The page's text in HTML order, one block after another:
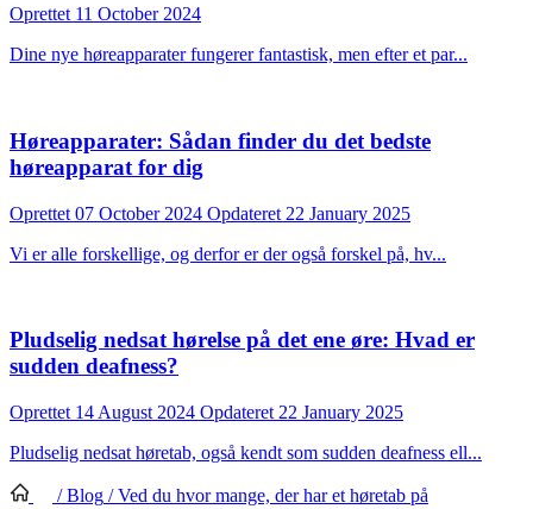
Oprettet 11 October 2024
Dine nye høreapparater fungerer fantastisk, men efter et par...
Høreapparater: Sådan finder du det bedste
høreapparat for dig
Oprettet 07 October 2024 Opdateret 22 January 2025
Vi er alle forskellige, og derfor er der også forskel på, hv...
Pludselig nedsat hørelse på det ene øre: Hvad er
sudden deafness?
Oprettet 14 August 2024 Opdateret 22 January 2025
Pludselig nedsat høretab, også kendt som sudden deafness ell...
/ Blog / Ved du hvor mange, der har et høretab på